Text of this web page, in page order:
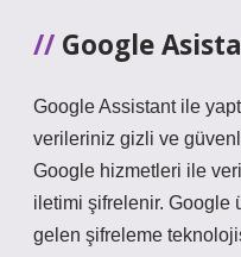
Google
Google Assistant ile
verileriniz gizli ve
Google hizmetleri ile
iletimi şifrelenir. Google
gelen şifreleme